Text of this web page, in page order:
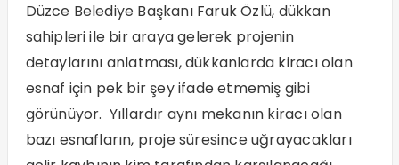
Düzce Belediye Başkanı Faruk Özlü, dükkan
sahipleri ile bir araya gelerek projenin
detaylarını anlatması, dükkanlarda kiracı olan
esnaf için pek bir şey ifade etmemiş gibi
görünüyor. Yıllardır aynı mekanın kiracı olan
bazı esnafların, proje süresince uğrayacakları